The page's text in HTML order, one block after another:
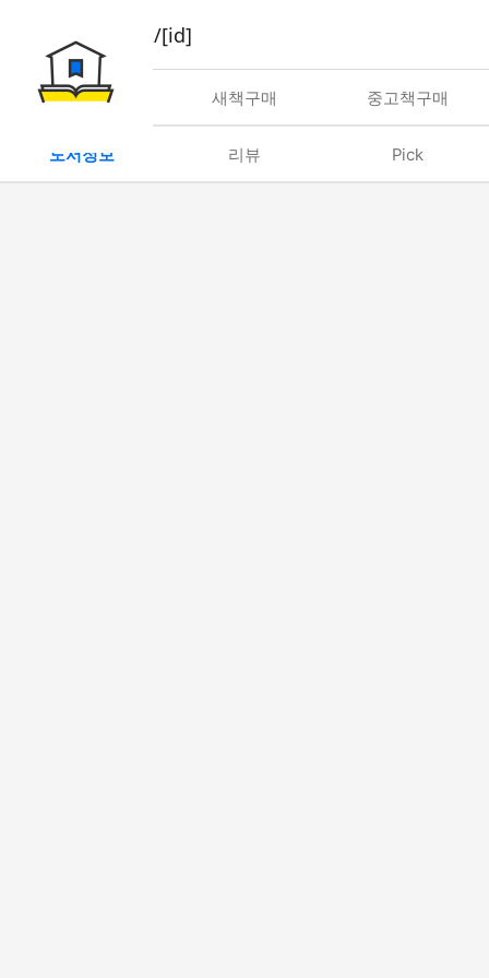
book/rent/[id]
대여 새책구매 중고책구매
도서정보 리뷰 Pick